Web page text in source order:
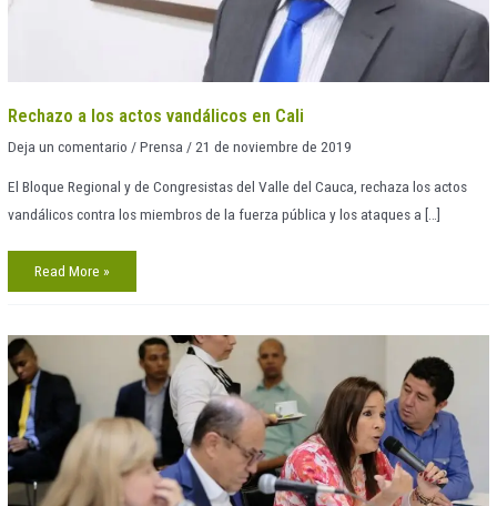
Rechazo a los actos vandálicos en Cali
Deja un comentario /Prensa / 21 de noviembre de 2019
El Bloque Regional y de Congresistas del Valle del Cauca, rechaza los actos
vandálicos contra los miembros de la fuerza pública y los ataques a […]
Read More »
Bloque
discute
propuesta
de
Patrimonio
Autónomo
para
Buenaventura